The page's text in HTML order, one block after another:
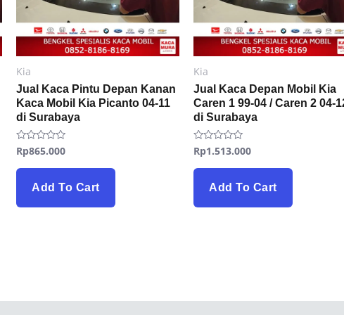
Kia
Jual Kaca Pintu Depan Kanan
Kaca Mobil Kia Picanto 04-11
di Surabaya
Rated
0
out
Rp865.000
Add To Cart
Kia
Jual Kaca Depan Mobil Kia
Caren 1 99-04 / Caren 2 04-
di Surabaya
Rated
0
out
Rp1.513.000
Add To Cart